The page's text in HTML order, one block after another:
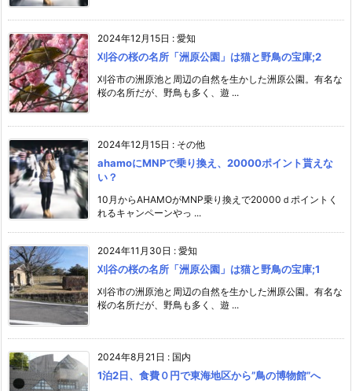
2024年12月15日 : 愛知
刈谷の桜の名所「洲原公園」は猫と野鳥の宝庫;2
刈谷市の洲原池と周辺の自然を生かした洲原公園。有名な
桜の名所だが、野鳥も多く、遊 ...
2024年12月15日 : その他
ahamoにMNPで乗り換え、20000ポイント貰えな
い？
10月からAHAMOがMNP乗り換えで20000ｄポイントく
れるキャンペーンやっ ...
2024年11月30日 : 愛知
刈谷の桜の名所「洲原公園」は猫と野鳥の宝庫;1
刈谷市の洲原池と周辺の自然を生かした洲原公園。有名な
桜の名所だが、野鳥も多く、遊 ...
2024年8月21日 : 国内
1泊2日、食費０円で東海地区から”鳥の博物館”へ